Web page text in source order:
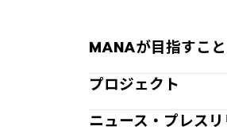
MANAが目指すこと
プロジェクト
ニュース・プレス